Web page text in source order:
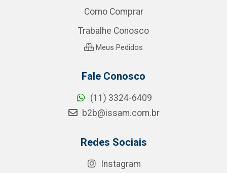
Como Comprar
Trabalhe Conosco
Meus Pedidos
Fale Conosco
(11) 3324-6409
b2b@issam.com.br
Redes Sociais
Instagram